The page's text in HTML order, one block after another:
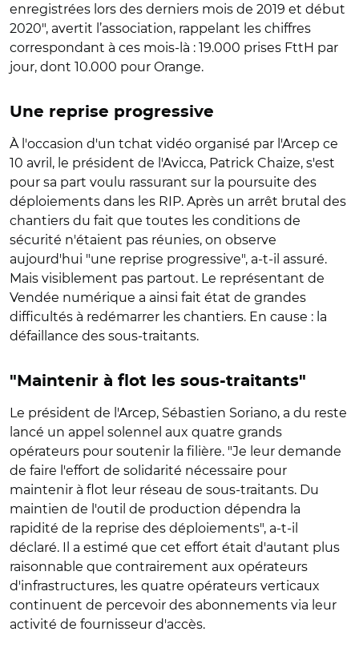
enregistrées lors des derniers mois de 2019 et début
2020", avertit l’association, rappelant les chiffres
correspondant à ces mois-là : 19.000 prises FttH par
jour, dont 10.000 pour Orange.
Une reprise progressive
À l'occasion d'un tchat vidéo organisé par l'Arcep ce
10 avril, le président de l'Avicca, Patrick Chaize, s'est
pour sa part voulu rassurant sur la poursuite des
déploiements dans les RIP. Après un arrêt brutal des
chantiers du fait que toutes les conditions de
sécurité n'étaient pas réunies, on observe
aujourd'hui "une reprise progressive", a-t-il assuré.
Mais visiblement pas partout. Le représentant de
Vendée numérique a ainsi fait état de grandes
difficultés à redémarrer les chantiers. En cause : la
défaillance des sous-traitants.
"Maintenir à flot les sous-traitants"
Le président de l'Arcep, Sébastien Soriano, a du reste
lancé un appel solennel aux quatre grands
opérateurs pour soutenir la filière. "Je leur demande
de faire l'effort de solidarité nécessaire pour
maintenir à flot leur réseau de sous-traitants. Du
maintien de l'outil de production dépendra la
rapidité de la reprise des déploiements", a-t-il
déclaré. Il a estimé que cet effort était d'autant plus
raisonnable que contrairement aux opérateurs
d'infrastructures, les quatre opérateurs verticaux
continuent de percevoir des abonnements via leur
activité de fournisseur d'accès.